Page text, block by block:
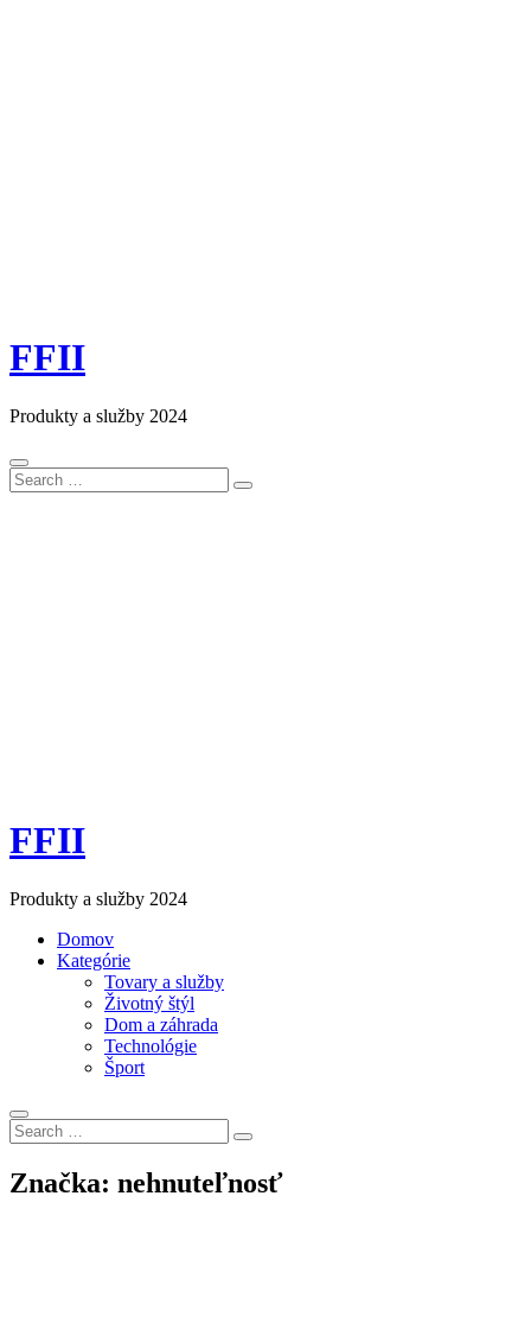
FFII
Produkty a služby 2024
Search
for:
Search
FFII
Produkty a služby 2024
Domov
Kategórie
Tovary a služby
Životný štýl
Dom a záhrada
Technológie
Šport
Search
for:
Search
Značka: nehnuteľnosť